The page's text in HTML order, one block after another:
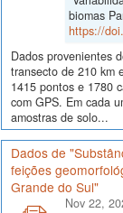
biomas
https://
Dados provenientes
transecto de 210 km
1415 pontos e 1780
com GPS. Em cada
amostras de solo...
Dados de
feições
Grande do Sul"
Nov 22,